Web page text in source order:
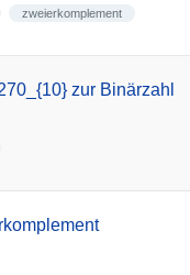
zweierkomplement
zur Binärzahl